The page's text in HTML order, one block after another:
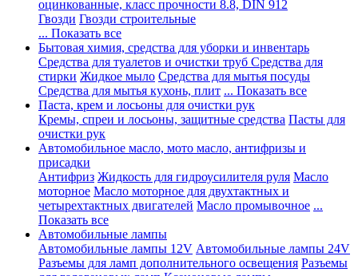
оцинкованные, класс прочности 8.8, DIN 912
Гвозди Гвозди строительные
... Показать все
Бытовая химия, средства для уборки и инвентарь
Средства для туалетов и очистки труб Средства для
стирки Жидкое мыло Средства для мытья посуды
Средства для мытья кухонь, плит ... Показать все
Паста, крем и лосьоны для очистки рук
Кремы, спреи и лосьоны, защитные средства Пасты для
очистки рук
Автомобильное масло, мото масло, антифризы и
присадки
Антифриз Жидкость для гидроусилителя руля Масло
моторное Масло моторное для двухтактных и
четырехтактных двигателей Масло промывочное ...
Показать все
Автомобильные лампы
Автомобильные лампы 12V Автомобильные лампы 24V
Разъемы для ламп дополнительного освещения Разъемы